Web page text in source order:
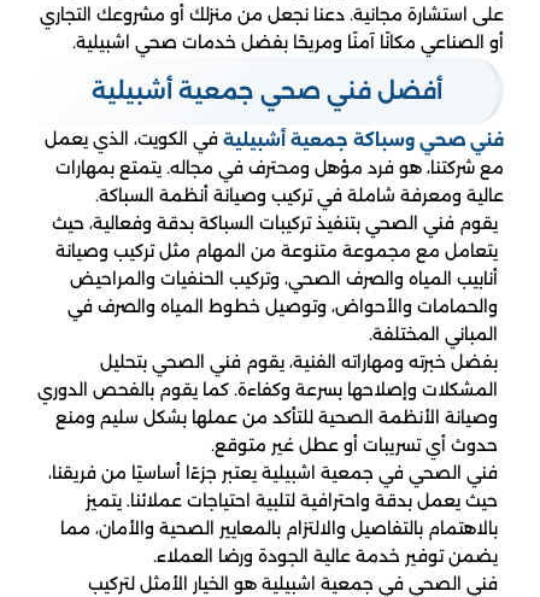
على استشارة مجانية. دعنا نجعل من منزلك أو مشروعك التجاري
أو الصناعي مكانًا آمنًا ومريحًا بفضل خدمات صحي اشبيلية.
أفضل فني صحي جمعية أشبيلية
فني صحي وسباكة جمعية أشبيلية في الكويت، الذي يعمل
مع شركتنا، هو فرد مؤهل ومحترف في مجاله. يتمتع بمهارات
عالية ومعرفة شاملة في تركيب وصيانة أنظمة السباكة.
يقوم فني الصحي بتنفيذ تركيبات السباكة بدقة وفعالية، حيث
يتعامل مع مجموعة متنوعة من المهام مثل تركيب وصيانة
أنابيب المياه والصرف الصحي، وتركيب الحنفيات والمراحيض
والحمامات والأحواض، وتوصيل خطوط المياه والصرف في
المباني المختلفة.
بفضل خبرته ومهاراته الفنية، يقوم فني الصحي بتحليل
المشكلات وإصلاحها بسرعة وكفاءة. كما يقوم بالفحص الدوري
وصيانة الأنظمة الصحية للتأكد من عملها بشكل سليم ومنع
حدوث أي تسريبات أو عطل غير متوقع.
فني الصحي في جمعية اشبيلية يعتبر جزءًا أساسيًا من فريقنا،
حيث يعمل بدقة واحترافية لتلبية احتياجات عملائنا. يتميز
بالاهتمام بالتفاصيل والالتزام بالمعايير الصحية والأمان، مما
يضمن توفير خدمة عالية الجودة ورضا العملاء.
فني الصحي في جمعية اشبيلية هو الخيار الأمثل لتركيب